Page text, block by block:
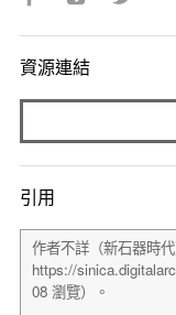
資源連結
引用